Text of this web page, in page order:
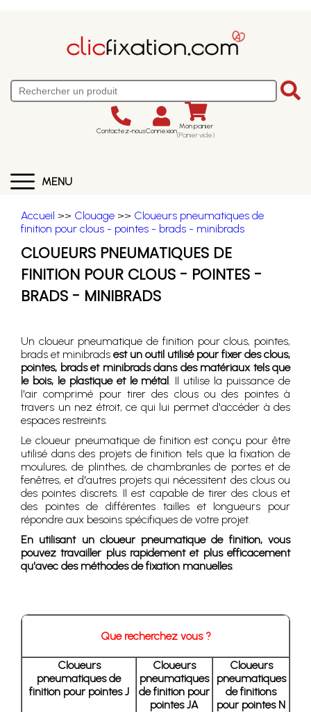
Contactez-nousConnexion Mon panier
(Panier vide)
MENU
Accueil >> Clouage >> Cloueurs pneumatiques de
finition pour clous - pointes - brads - minibrads
CLOUEURS PNEUMATIQUES DE
FINITION POUR CLOUS - POINTES -
BRADS - MINIBRADS
Un cloueur pneumatique de finition pour clous, pointes,
brads et minibrads est un outil utilisé pour fixer des clous,
pointes, brads et minibrads dans des matériaux tels que
le bois, le plastique et le métal. Il utilise la puissance de
l'air comprimé pour tirer des clous ou des pointes à
travers un nez étroit, ce qui lui permet d'accéder à des
espaces restreints.
Le cloueur pneumatique de finition est conçu pour être
utilisé dans des projets de finition tels que la fixation de
moulures, de plinthes, de chambranles de portes et de
fenêtres, et d'autres projets qui nécessitent des clous ou
des pointes discrets. Il est capable de tirer des clous et
des pointes de différentes tailles et longueurs pour
répondre aux besoins spécifiques de votre projet.
En utilisant un cloueur pneumatique de finition, vous
pouvez travailler plus rapidement et plus efficacement
qu'avec des méthodes de fixation manuelles.
Que recherchez vous ?
Cloueurs
pneumatiques de
finition pour pointes J
Cloueurs
pneumatiques
de finition pour
pointes JA
Cloueurs
pneumatiques
de finitions
pour pointes N